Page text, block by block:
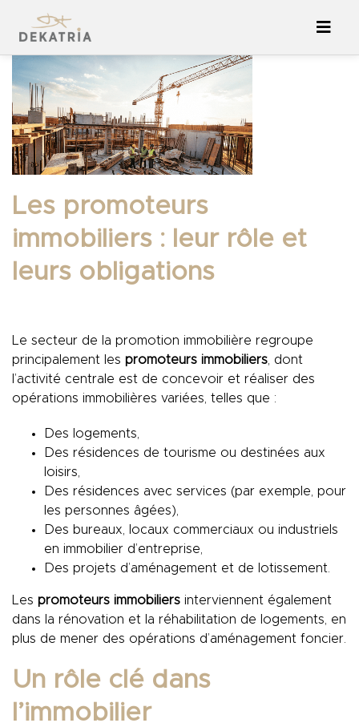
Les promoteurs
immobiliers : leur rôle et
leurs obligations
Le secteur de la promotion immobilière regroupe
principalement les promoteurs immobiliers , dont
l’activité centrale est de concevoir et réaliser des
opérations immobilières variées, telles que :
Des logements,
Des résidences de tourisme ou destinées aux
loisirs,
Des résidences avec services (par exemple, pour
les personnes âgées),
Des bureaux, locaux commerciaux ou industriels
en immobilier d’entreprise,
Des projets d’aménagement et de lotissement.
Les promoteurs immobiliers interviennent également
dans la rénovation et la réhabilitation de logements, en
plus de mener des opérations d’aménagement foncier.
Un rôle clé dans
l’immobilier